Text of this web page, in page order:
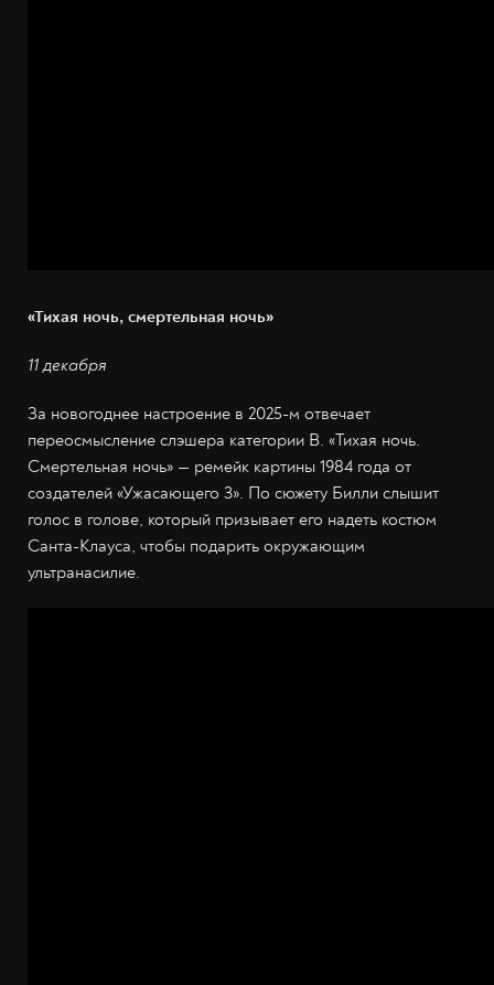
«Тихая ночь, смертельная ночь»
11 декабря
За новогоднее настроение в 2025-м отвечает
переосмысление слэшера категории B. «Тихая ночь.
Смертельная ночь» — ремейк картины 1984 года от
создателей «Ужасающего 3». По сюжету Билли слышит
голос в голове, который призывает его надеть костюм
Санта-Клауса, чтобы подарить окружающим
ультранасилие.